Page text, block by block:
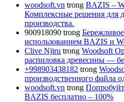
woodsoft.vn trong BAZIS –
Комплексные решения для
производства.
900918090 trong
использованием BAZIS и
Clive Njiru trong Woodsoft
распиловка древесины —
+998903438182 trong
производственного
woodsoft.vn trong
BAZIS бесплатно – 100%